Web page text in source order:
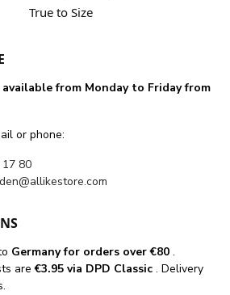
True to Size
available from Monday to Friday from
or phone:
80
Germany for orders over €80 .
are€3.95 via DPD Classic . Delivery